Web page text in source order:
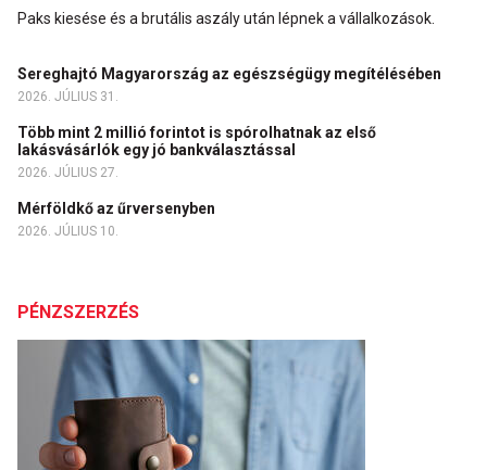
Paks kiesése és a brutális aszály után lépnek a vállalkozások.
Sereghajtó Magyarország az egészségügy megítélésében
2026. JÚLIUS 31.
Több mint 2 millió forintot is spórolhatnak az első
lakásvásárlók egy jó bankválasztással
2026. JÚLIUS 27.
Mérföldkő az űrversenyben
2026. JÚLIUS 10.
PÉNZSZERZÉS